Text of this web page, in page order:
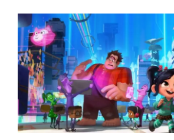
MILOŠO
FORMANO
FILMAIS